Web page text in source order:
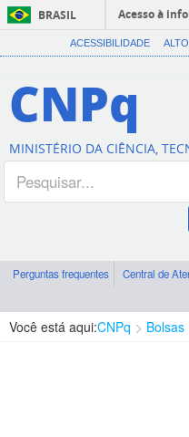
BRASIL
Acesso à
ACESSIBILIDADE
CNPq
MINISTÉRIO DA CIÊNCIA,
Perguntas frequentes Central de
Você está aqui:CNPq